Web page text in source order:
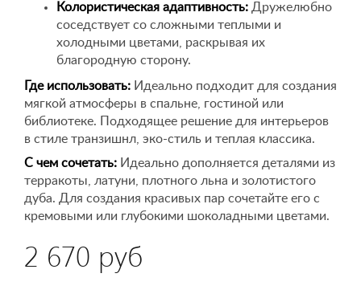
Колористическая адаптивность: Дружелюбно
соседствует со сложными теплыми и
холодными цветами, раскрывая их
благородную сторону.
Где использовать: Идеально подходит для создания
мягкой атмосферы в спальне, гостиной или
библиотеке. Подходящее решение для интерьеров
в стиле транзишнл, эко-стиль и теплая классика.
С чем сочетать: Идеально дополняется деталями из
терракоты, латуни, плотного льна и золотистого
дуба. Для создания красивых пар сочетайте его с
кремовыми или глубокими шоколадными цветами.
2 670 руб